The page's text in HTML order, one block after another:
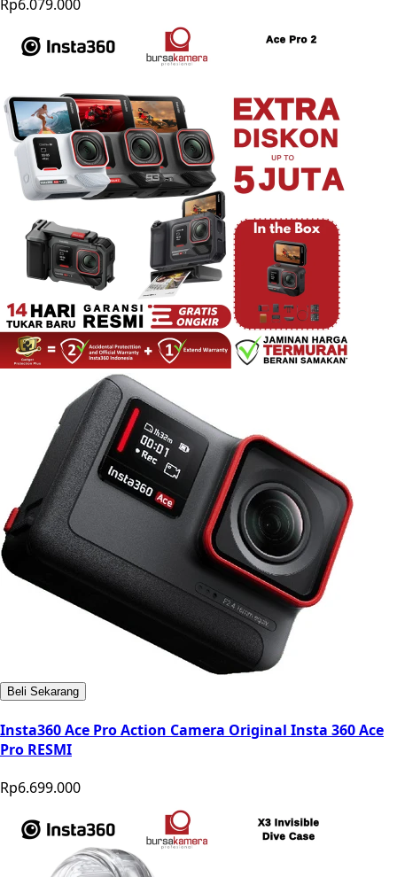
Rp6.079.000
Beli Sekarang
Insta360 Ace Pro Action Camera Original Insta 360 Ace
Pro RESMI
Rp6.699.000